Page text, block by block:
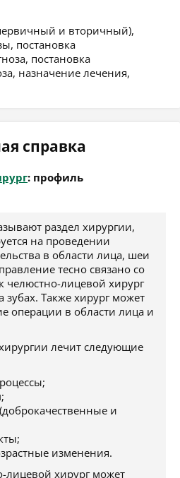
и вторичный),
постановка
постановка
назначение лечения,
справка
: профиль
раздел хирургии,
на проведении
в области лица, шеи
тесно связано со
челюстно-лицевой хирург
Также хирург может
операции в области лица и
лечит следующие
и
изменения.
лицевой хирург может